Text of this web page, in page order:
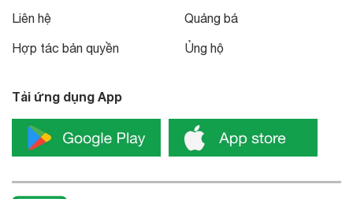
Liên hệ
Hợp tác bản quyền
Quảng bá
Ủng hộ
Tải ứng dụng App